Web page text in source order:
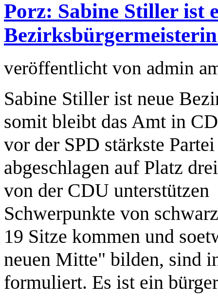
Porz: Sabine Stiller ist
veröffentlicht von admin
Sabine Stiller ist neue
somit bleibt das Amt in
vor der SPD stärkste
abgeschlagen auf Platz
von der CDU unterstützen
Schwerpunkte von
19 Sitze kommen und
neuen Mitte" bilden, sind
formuliert. Es ist ein